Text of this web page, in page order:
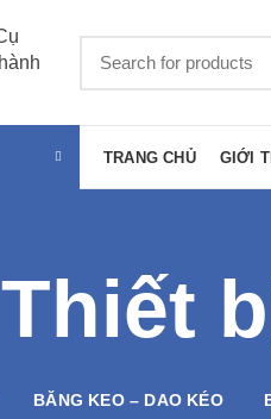
TRANG CHỦ GIỚI
Thiết
BĂNG KEO – DAO KÉO